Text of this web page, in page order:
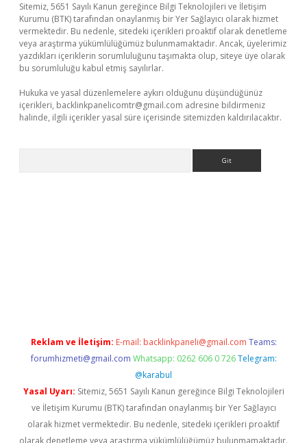
Sitemiz, 5651 Sayılı Kanun gereğince Bilgi Teknolojileri ve İletişim
Kurumu (BTK) tarafından onaylanmış bir Yer Sağlayıcı olarak hizmet
vermektedir. Bu nedenle, sitedeki içerikleri proaktif olarak denetleme
veya araştırma yükümlülüğümüz bulunmamaktadır. Ancak, üyelerimiz
yazdıkları içeriklerin sorumluluğunu taşımakta olup, siteye üye olarak
bu sorumluluğu kabul etmiş sayılırlar.
Hukuka ve yasal düzenlemelere aykırı olduğunu düşündüğünüz
içerikleri, backlinkpanelicomtr@gmail.com adresine bildirmeniz
halinde, ilgili içerikler yasal süre içerisinde sitemizden kaldırılacaktır.
Reklam ve İletişim: E-mail: backlinkpaneli@gmail.com Teams:
forumhizmeti@gmail.com Whatsapp: 0262 606 0 726 Telegram:
@karabul
Yasal Uyarı: Sitemiz, 5651 Sayılı Kanun gereğince Bilgi Teknolojileri
ve İletişim Kurumu (BTK) tarafından onaylanmış bir Yer Sağlayıcı
olarak hizmet vermektedir. Bu nedenle, sitedeki içerikleri proaktif
olarak denetleme veya araştırma yükümlülüğümüz bulunmamaktadır.